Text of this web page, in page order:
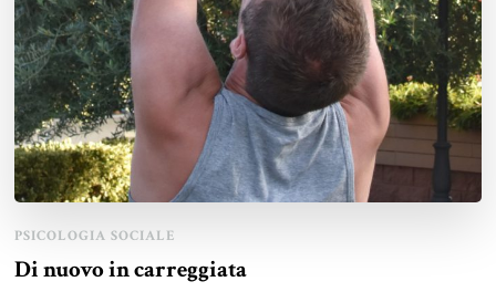
PSICOLOGIA SOCIALE
Di nuovo in carreggiata